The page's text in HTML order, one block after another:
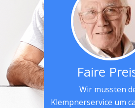
Faire
Wir mussten
Klempnerservice um